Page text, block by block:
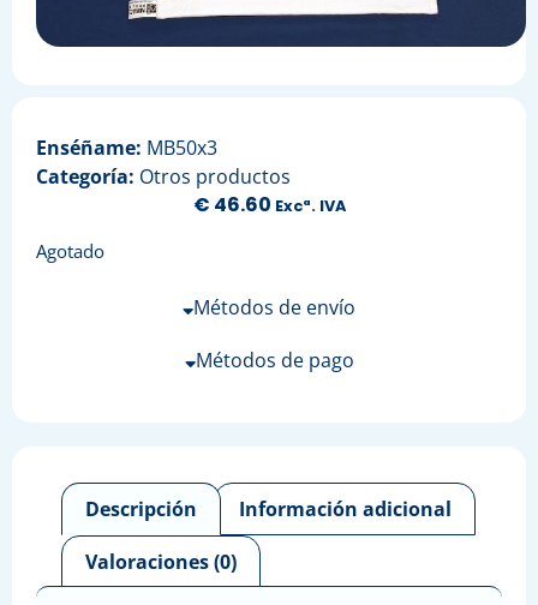
Enséñame: MB50x3
Categoría: Otros productos
€ 46.60 Excª. IVA
Agotado
Métodos de envío
Métodos de pago
Descripción
Información adicional
Valoraciones (0)